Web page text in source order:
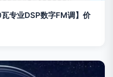
专业DSP数字FM调】价